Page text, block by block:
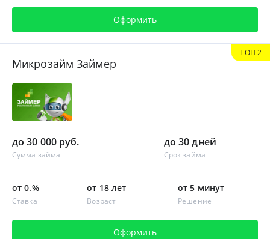
Оформить
Микрозайм Займер
до 30 000 руб.
Сумма займа
до 30 дней
Срок займа
от 0.%
Ставка
от 18 лет
Возраст
от 5 минут
Решение
Оформить
ТОП 2